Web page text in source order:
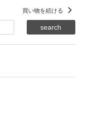
買い物を続ける